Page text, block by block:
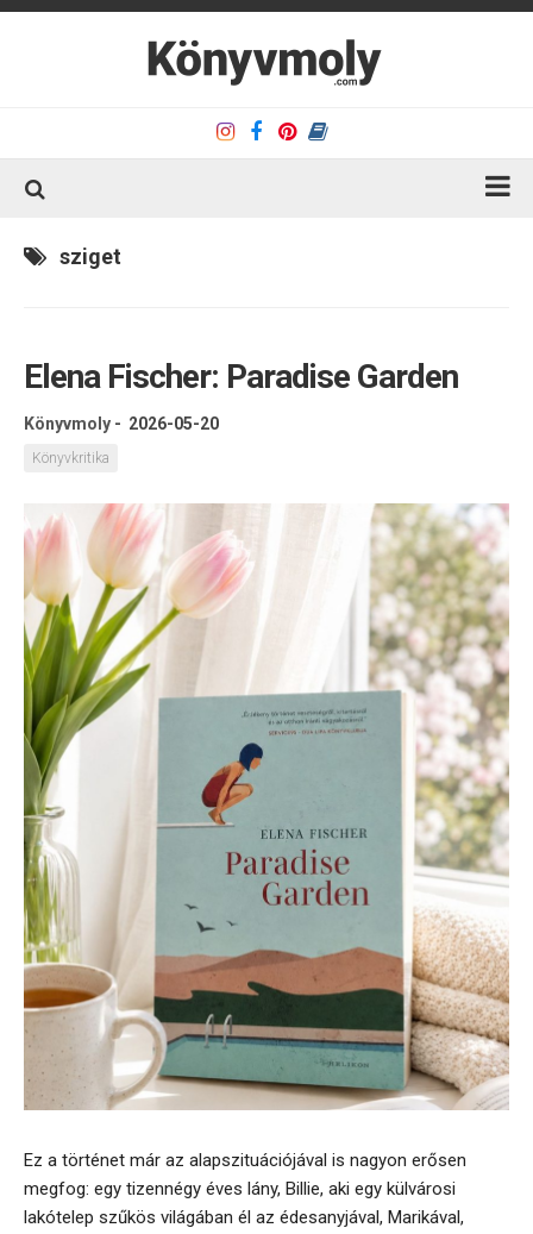
Kapcsolat
Olvasó sarok
Könyveim
sziget
Elena Fischer: Paradise Garden
Könyvmoly - 2026-05-20
Könyvkritika
Ez a történet már az alapszituációjával is nagyon erősen
megfog: egy tizennégy éves lány, Billie, aki egy külvárosi
lakótelep szűkös világában él az édesanyjával, Marikával,